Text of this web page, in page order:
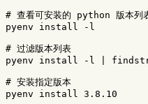
# 查看可安装的 python 版本列
pyenv install -l
# 过滤版本列表
pyenv install -l |
# 安装指定版本
pyenv install 3.8.10